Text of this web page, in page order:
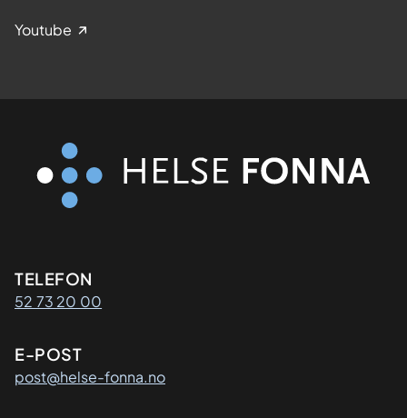
Youtube
Kontaktinformasjon
TELEFON
52 73 20 00
E-POST
post@helse-fonna.no